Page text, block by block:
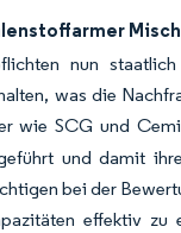
nun
was die
wie SCG und
und damit
bei der
effektiv